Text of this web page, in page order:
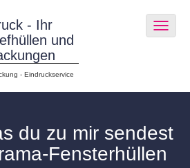
- Eindruckservice
du zu mir sendest
Fensterhüllen